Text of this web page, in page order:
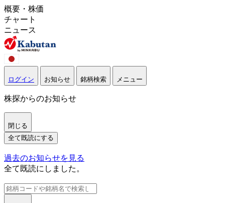
概要・株価
チャート
ニュース
ログイン お知らせ 銘柄検索 メニュー
株探からのお知らせ
閉じる
全て既読にする
過去のお知らせを見る
全て既読にしました。